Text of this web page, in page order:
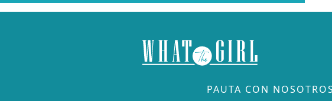
PAUTA CON